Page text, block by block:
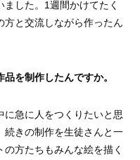
した。1週間かけてたく
方と交流しながら作ったん
を制作したんですか。
に急に人をつくりたいと思
続きの制作を生徒さんと一
方たちもみんな絵を描く